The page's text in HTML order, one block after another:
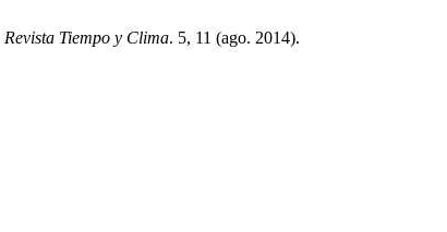
Revista Tiempo y Clima. 5, 11 (ago. 2014).